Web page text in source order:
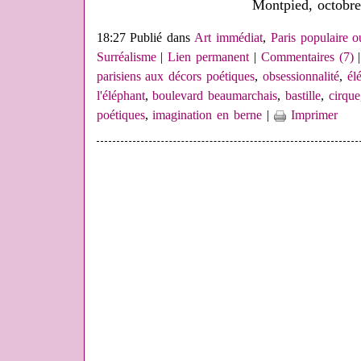
Montpied,
18:27 Publié dansArt immédiat, Paris populaire
Surréalisme|Lien permanent| Commentaires (7)|
parisiens aux décors poétiques, obsessionnalité,
l'éléphant,boulevard beaumarchais,bastille, cirque
poétiques,imagination en berne | Imprimer